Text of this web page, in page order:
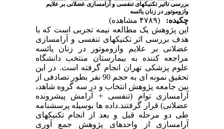
بررسی تاثیر تکنیکهای تنفسی و آرامسازی عضلانی بر علایم
وازوموتور در زنان یائسه
چکیده:
(۴۷۸۹ مشاهده)
این پژوهش یک مطالعه نیمه تجربی است که با
هدف بررسی اثر تکنیکهای تنفسی و آرامسازی
عضلانی بر علایم وازوموتور در زنان یائسه
مراجعه کننده به بیمارستان منتخب دانشگاه
علوم پزشکی تهران انجام گرفته است. در این
تحقیق نمونه ای به حجم 90 نفر بطور تصادفی از
بین جامعه پژوهش انتخاب و در سه گروه شاهد،
آرامسازی توام (تنفسی + آرامش پیشرونده
عضلانی) قرار گرفتند.داده ها بوسیله پرسشنامه
طی دو مرحله قبل و بعد از انجام تکنیکهای
آرامسازی از واحدهای پژوهش جمع آوری